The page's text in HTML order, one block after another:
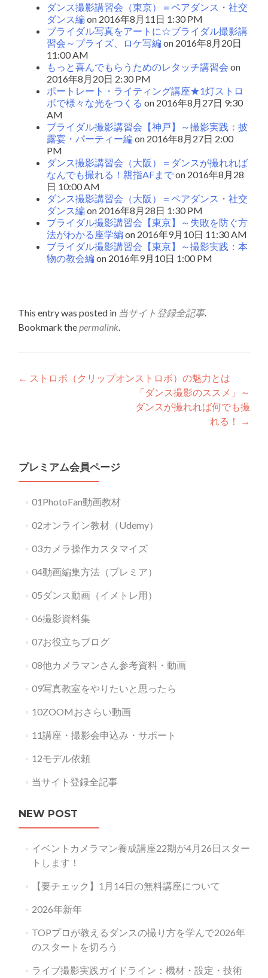
ダンス撮影講習会（東京）＝ペアダンス・社交
ダンス編on 2016年8月11日 1:30 PM
ブライダル写真をアートに☆ブライダル撮影講
習会～プライズ、ロケ写編on 2016年8月20日
11:00 AM
もっと喜んでもらうためのレタッチ講習会 on
2016年8月20日 2:30 PM
ポートレート・ライティング講座★1灯ストロ
ボで様々な光をつくる on 2016年8月27日 9:30
AM
ブライダル撮影講習会【神戸】～撮影実践：披
露宴・パーティー編on 2016年8月27日 2:00
PM
ダンス撮影講習会（大阪）＝ダンスが撮れれば
なんでも撮れる！親指AFまでon 2016年8月28
日 10:00 AM
ダンス撮影講習会（大阪）＝ペアダンス・社交
ダンス編on 2016年8月28日 1:30 PM
ブライダル撮影講習会【東京】～失敗を防ぐ方
法がわかる座学編on 2016年9月10日 11:30 AM
ブライダル撮影講習会【東京】～撮影実践：本
物の教会編on 2016年9月10日 1:00 PM
This entry was posted in 当サイト登録全記事.
Bookmark thepermalink.
Post
← ストロボ（クリップオンストロボ）の魅力とは
「ダンス撮影のススメ」～
ダンスが撮れれば何でも撮
れる！
→
プレミアム会員ページ
01PhotoFan動画教材
02オンライン教材（Udemy）
03カメラ操作カスタマイズ
04動画編集方法（プレミア）
05ダンス動画（イメトレ用）
06撮影資料集
07お役立ちブログ
08他カメラマンさん参考資料・動画
09写真教室をやりたいと思ったら
10ZOOMおさらい動画
11講座・撮影会申込み・サポート
12モデル依頼
当サイト登録全記事
NEW POST
イベントカメラマン養成講座22期が4月26日スター
トします！
【要チェック】1月14日の無料講座について
2026年新年
TOPプロが教えるダンスの撮り方を学んで2026年
のスタートを切ろう
ライブ撮影実践ガイドライン：機材・設定・技術